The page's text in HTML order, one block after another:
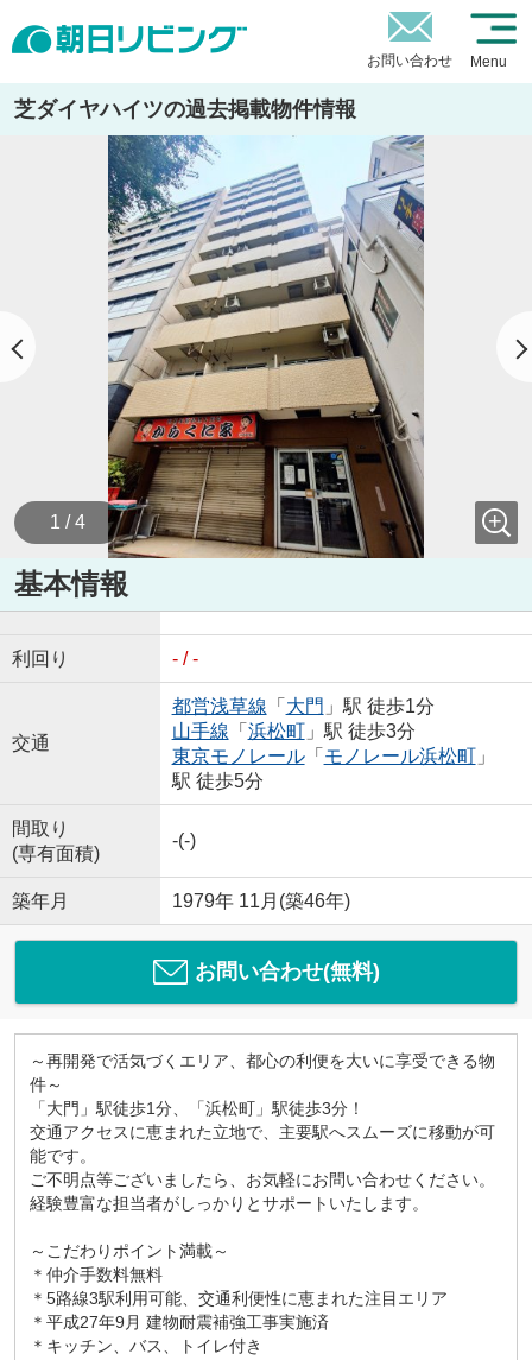
お問い合わせ Menu
芝ダイヤハイツの過去掲載物件情報
1 / 4
基本情報
利回り - / -
交通
都営浅草線 「 大門 」駅 徒歩1分
山手線 「 浜松町」駅 徒歩3分
東京モノレール「 モノレール浜松町」
駅 徒歩5分
間取り
(専有面積)
-(-)
築年月 1979年 11月(築46年)
お問い合わせ(無料)
～再開発で活気づくエリア、都心の利便を大いに享受できる物
件～
「大門」駅徒歩1分、「浜松町」駅徒歩3分！
交通アクセスに恵まれた立地で、主要駅へスムーズに移動が可
能です。
ご不明点等ございましたら、お気軽にお問い合わせください。
経験豊富な担当者がしっかりとサポートいたします。
～こだわりポイント満載～
＊仲介手数料無料
＊5路線3駅利用可能、交通利便性に恵まれた注目エリア
＊平成27年9月 建物耐震補強工事実施済
＊キッチン、バス、トイレ付き